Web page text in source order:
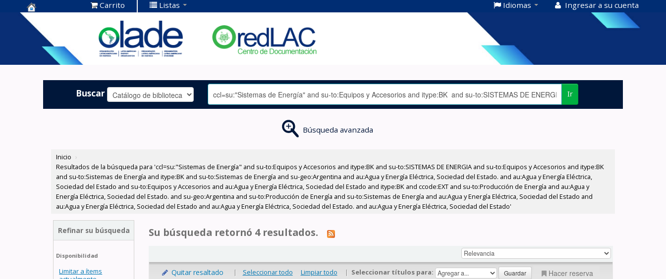
Centro de
Documentación
OLADE -
Carrito Listas Idiomas Ingresar a su cuenta
Buscar Ir
Búsqueda avanzada
Inicio ›
Resultados de la búsqueda para 'ccl=su:"Sistemas de Energía" and su-to:Equipos y Accesorios and itype:BK and su-to:SISTEMAS DE ENERGIA and su-to:Equipos y Accesorios and itype:BK
and su-to:Sistemas de Energía and itype:BK and su-to:Sistemas de Energía and su-geo:Argentina and au:Agua y Energía Eléctrica, Sociedad del Estado. and au:Agua y Energía Eléctrica,
Sociedad del Estado and su-to:Equipos y Accesorios and au:Agua y Energía Eléctrica, Sociedad del Estado and itype:BK and ccode:EXT and su-to:Producción de Energía and au:Agua y
Energía Eléctrica, Sociedad del Estado. and su-geo:Argentina and su-to:Producción de Energía and su-to:Sistemas de Energía and au:Agua y Energía Eléctrica, Sociedad del Estado and
au:Agua y Energía Eléctrica, Sociedad del Estado and au:Agua y Energía Eléctrica, Sociedad del Estado. and au:Agua y Energía Eléctrica, Sociedad del Estado'
Refinar su búsqueda
Disponibilidad
Limitar a ítems
Su búsqueda retornó 4 resultados.
Quitar resaltado | Seleccionar todo Limpiar todo | Seleccionar títulos para: Hacer reserva